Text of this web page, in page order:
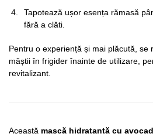
Tapotează ușor esența rămasă
fără a clăti.
Pentru o experiență și mai plăcută, se
măștii în frigider înainte de utilizare,
revitalizant.
Această mască hidratantă cu